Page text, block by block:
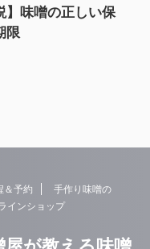
】味噌の正しい保
限
＆予約
手作り味噌の
インショップ